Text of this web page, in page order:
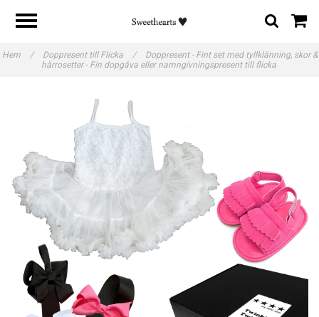
Hem / Doppresent till Flicka /
Doppresent - Fint set med tyllklänning, skor &
hårrosetter - Fin dopgåva eller namngivningspresent till flicka